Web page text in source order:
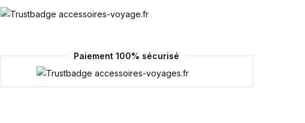
Paiement 100% sécurisé